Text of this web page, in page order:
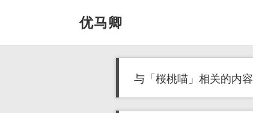
优马卿
与「桜桃喵」相关的内容